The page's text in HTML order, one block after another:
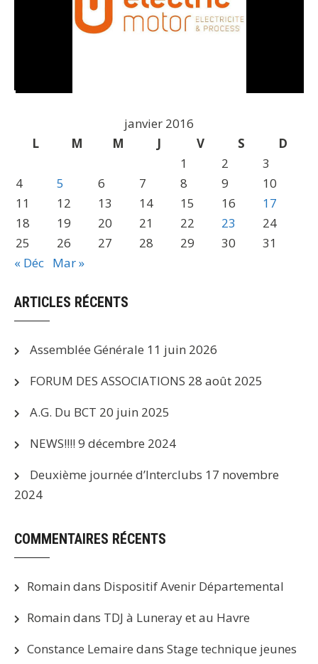
janvier 2016
L
M M J V S
D
1
2
3
4
5 6 7 8 9
10
11
12 13 14 15 16
17
18
19 20 21 22 23
24
25
26 27 28 29 30
31
« Déc Mar »
ARTICLES RÉCENTS
Assemblée Générale 11 juin 2026
FORUM DES ASSOCIATIONS 28 août 2025
A.G. Du BCT 20 juin 2025
NEWS!!!! 9 décembre 2024
Deuxième journée d’Interclubs 17 novembre
2024
COMMENTAIRES RÉCENTS
Romain dans Dispositif Avenir Départemental
Romain dans TDJ à Luneray et au Havre
Constance Lemaire dans Stage technique jeunes